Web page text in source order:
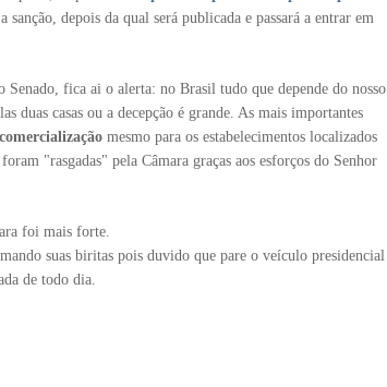
depois da qual será publicada e passará a entrar em
Senado, fica ai o alerta: no Brasil tudo que depende do nosso
duas casas ou a decepção é grande. As mais importantes
mesmo para os estabelecimentos localizados
foram "rasgadas" pela Câmara graças aos esforços do Senhor
foi mais forte.
suas biritas pois duvido que pare o veículo presidencial
de todo dia.